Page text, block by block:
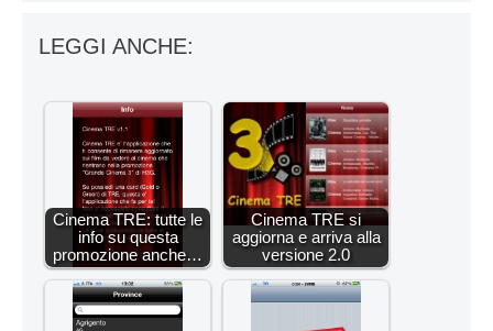
LEGGI ANCHE:
Cinema TRE: tutte le
info su questa
promozione anche…
Cinema TRE si
aggiorna e arriva alla
versione 2.0